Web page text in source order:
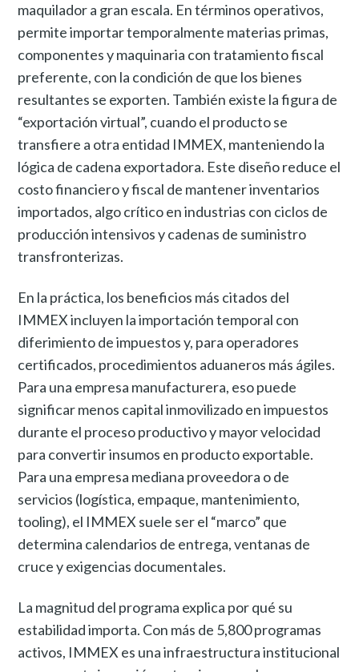
maquilador a gran escala. En términos operativos,
permite importar temporalmente materias primas,
componentes y maquinaria con tratamiento fiscal
preferente, con la condición de que los bienes
resultantes se exporten. También existe la figura de
“exportación virtual”, cuando el producto se
transfiere a otra entidad IMMEX, manteniendo la
lógica de cadena exportadora. Este diseño reduce el
costo financiero y fiscal de mantener inventarios
importados, algo crítico en industrias con ciclos de
producción intensivos y cadenas de suministro
transfronterizas.
En la práctica, los beneficios más citados del
IMMEX incluyen la importación temporal con
diferimiento de impuestos y, para operadores
certificados, procedimientos aduaneros más ágiles.
Para una empresa manufacturera, eso puede
significar menos capital inmovilizado en impuestos
durante el proceso productivo y mayor velocidad
para convertir insumos en producto exportable.
Para una empresa mediana proveedora o de
servicios (logística, empaque, mantenimiento,
tooling), el IMMEX suele ser el “marco” que
determina calendarios de entrega, ventanas de
cruce y exigencias documentales.
La magnitud del programa explica por qué su
estabilidad importa. Con más de 5,800 programas
activos, IMMEX es una infraestructura institucional